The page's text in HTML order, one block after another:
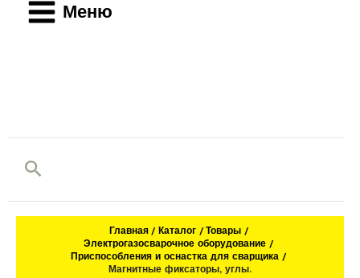
Меню
Поиск
Главная Каталог
Товары
Электрогазосварочное оборудование
Приспособления и оснастка для сварщика
Магнитные фиксаторы, углы.